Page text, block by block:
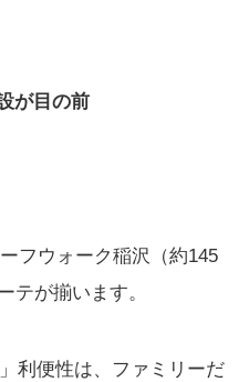
が目の前
フウォーク稲沢（約145
テが揃います。
利便性は、ファミリーだ